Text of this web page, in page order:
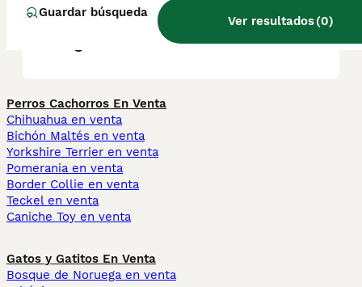
Guardar búsqueda
Ver resultados(0)
¿Cómo es el carácter del
Boyero de Entlebuch?
Perros Cachorros En Venta
Chihuahua en venta
Bichón Maltés en venta
Yorkshire Terrier en venta
Pomerania en venta
Border Collie en venta
Teckel en venta
Caniche Toy en venta
Gatos y Gatitos En Venta
Bosque de Noruega en venta